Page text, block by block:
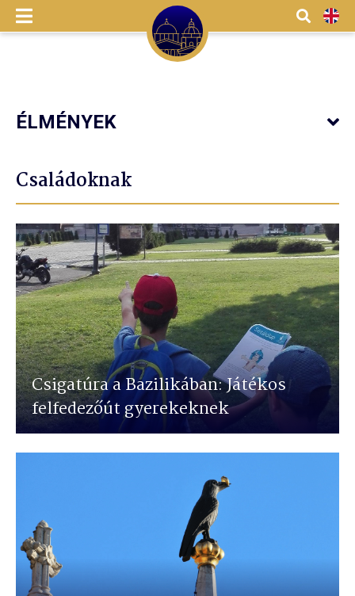
Menü Kereső
EN
ÉLMÉNYEK
Családoknak
Csigatúra a Bazilikában: Játékos
felfedezőút gyerekeknek